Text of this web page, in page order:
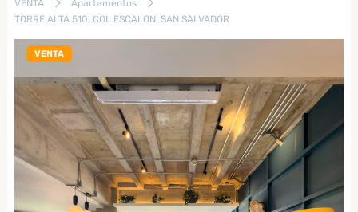
VENTA
Apartamentos
TORRE ALTA 510, COL ESCALON, SAN SALVADOR
VENTA